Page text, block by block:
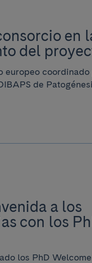
en
del
europeo
de
a los
con los
los PhD